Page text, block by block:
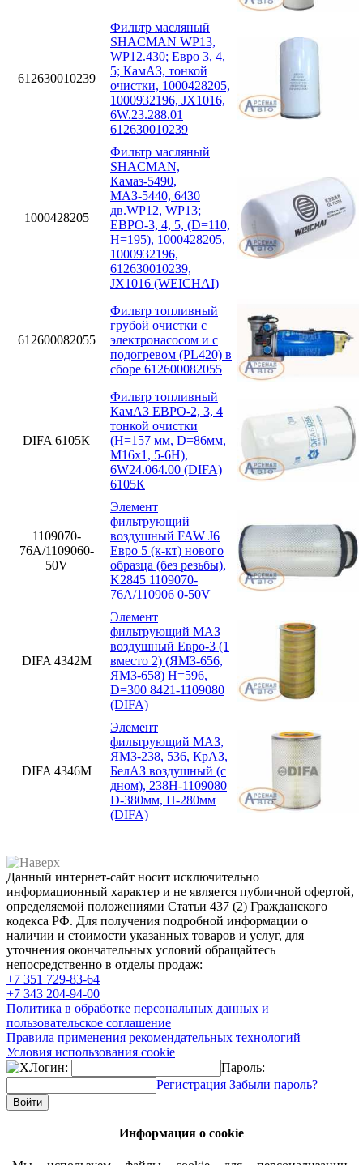
612630010239
Фильтр масляный
SHACMAN WP13,
WP12.430; Eвро 3, 4,
5; КамАЗ, тонкой
очистки, 1000428205,
1000932196, JX1016,
6W.23.288.01
612630010239
1000428205
Фильтр масляный
SHACMAN,
Камаз-5490,
МАЗ-5440, 6430
дв.WP12, WP13;
ЕВРО-3, 4, 5, (D=110,
H=195), 1000428205,
1000932196,
612630010239,
JX1016 (WEICHAI)
612600082055
Фильтр топливный
грубой очистки с
электронасосом и с
подогревом (PL420) в
сборе 612600082055
DIFA 6105К
Фильтр топливный
КамАЗ ЕВРО-2, 3, 4
тонкой очистки
(H=157 мм, D=86мм,
M16x1, 5-6H),
6W24.064.00 (DIFA)
6105К
1109070-
76А/1109060-
50V
Элемент
фильтрующий
воздушный FAW J6
Евро 5 (к-кт) нового
образца (без резьбы),
K2845 1109070-
76А/110906 0-50V
DIFA 4342М
Элемент
фильтрующий МАЗ
воздушный Евро-3 (1
вместо 2) (ЯМЗ-656,
ЯМЗ-658) H=596,
D=300 8421-1109080
(DIFA)
DIFA 4346М
Элемент
фильтрующий МАЗ,
ЯМЗ-238, 536, КрАЗ,
БелАЗ воздушный (с
дном), 238Н-1109080
D-380мм, H-280мм
(DIFA)
Данный интернет-сайт носит исключительно
информационный характер и не является публичной офертой,
определяемой положениями Статьи 437 (2) Гражданского
кодекса РФ. Для получения подробной информации о
наличии и стоимости указанных товаров и услуг, для
уточнения окончательных условий обращайтесь
непосредственно в отделы продаж:
+7 351 729-83-64
+7 343 204-94-00
Политика в обработке персональных данных и
пользовательское соглашение
Правила применения рекомендательных технологий
Условия использования cookie
Логин:
Пароль:
Регистрация Забыли пароль?
Информация о cookie